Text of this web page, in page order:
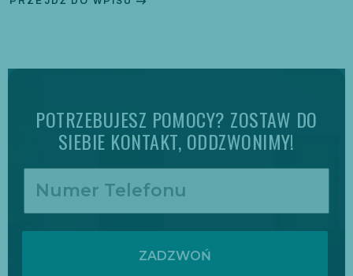
POTRZEBUJESZ POMOCY? ZOSTAW DO
SIEBIE KONTAKT, ODDZWONIMY!
ZADZWOŃ